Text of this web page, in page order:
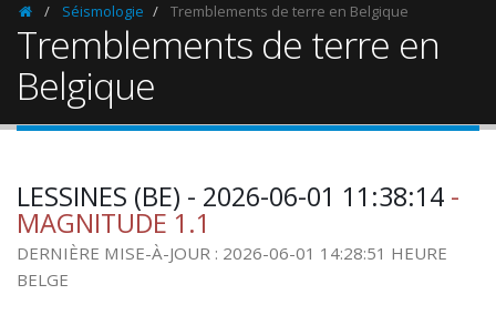
HomepageSéismologie Tremblements de terre en Belgique
Tremblements de terre en
Belgique
LESSINES (BE) - 2026-06-01 11:38:14 -
MAGNITUDE 1.1
DERNIÈRE MISE-À-JOUR : 2026-06-01 14:28:51 HEURE
BELGE